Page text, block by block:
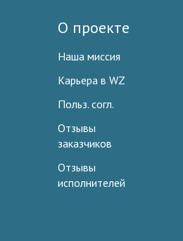
О проекте
Наша миссия
Карьера в WZ
Польз. согл.
Отзывы
заказчиков
Отзывы
исполнителей